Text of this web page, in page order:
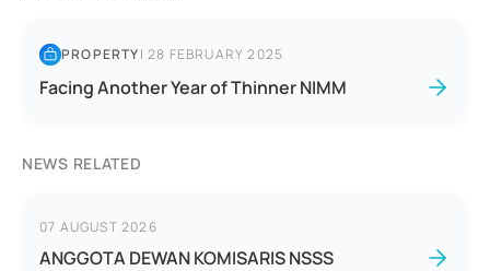
PROPERTY|28 FEBRUARY 2025
Facing Another Year of Thinner NIMM
NEWS RELATED
07 AUGUST 2026
ANGGOTA DEWAN KOMISARIS NSSS